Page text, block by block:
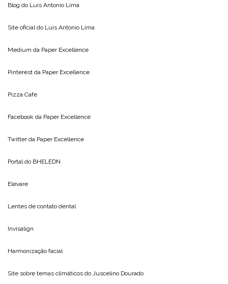
Blog do Luis Antonio Lima
Site oficial do Luis Antonio Lima
Medium da Paper Excellence
Pinterest da Paper Excellence
Pizza Cafe
Facebook da Paper Excellence
Twitter da Paper Excellence
Portal do BHELEDN
Elevare
Lentes de contato dental
Invisalign
Harmonização facial
Site sobre temas climáticos do Juscelino Dourado